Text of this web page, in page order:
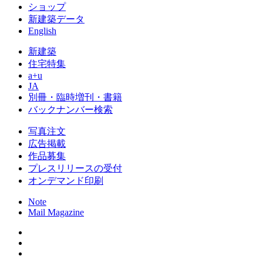
ショップ
新建築データ
English
新建築
住宅特集
a+u
JA
別冊・臨時増刊・書籍
バックナンバー検索
写真注文
広告掲載
作品募集
プレスリリースの受付
オンデマンド印刷
Note
Mail Magazine